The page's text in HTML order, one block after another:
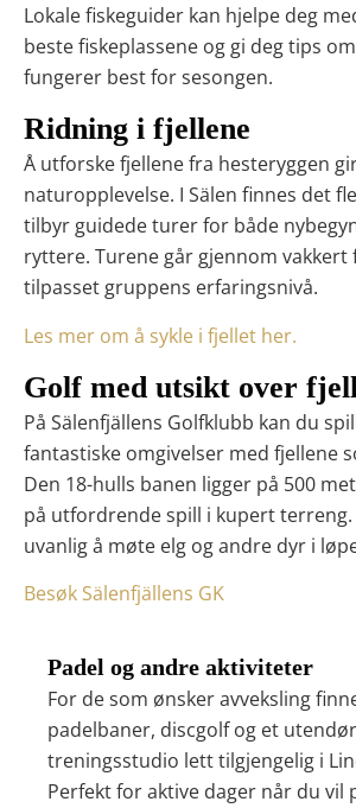
Lokale fiskeguider kan hjelpe deg
beste fiskeplassene og gi deg tips
fungerer best for sesongen.
Ridning i fjellene
Å utforske fjellene fra hesteryggen
naturopplevelse. I Sälen finnes det
tilbyr guidede turer for både
ryttere. Turene går gjennom
tilpasset gruppens erfaringsnivå.
Les mer om å sykle i fjellet her.
Golf med utsikt over
På Sälenfjällens Golfklubb kan du
fantastiske omgivelser med fjellene
Den 18-hulls banen ligger på 500
på utfordrende spill i kupert terreng.
uvanlig å møte elg og andre dyr i
Besøk Sälenfjällens GK
Padel og andre aktiviteter
For de som ønsker avveksling
padelbaner, discgolf og et
treningsstudio lett tilgjengelig i
Perfekt for aktive dager når du vil